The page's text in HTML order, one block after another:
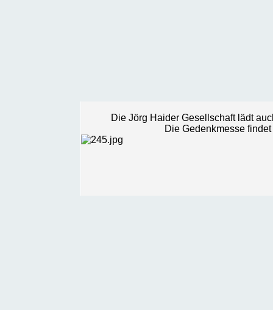
Die Jörg Haider Gesellschaft lädt
Die Gedenkmesse